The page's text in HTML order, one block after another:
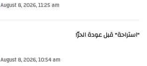
August 8, 2026, 11:25 am
"استراحة" قبل عودة الحرّ!
August 8, 2026, 10:54 am